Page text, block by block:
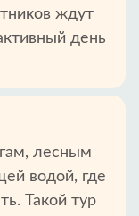
ждут
день
лесным
водой, где
Такой тур